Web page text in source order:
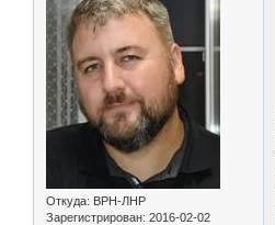
Откуда: ВРН-ЛНР
Зарегистрирован: 2016-02-02